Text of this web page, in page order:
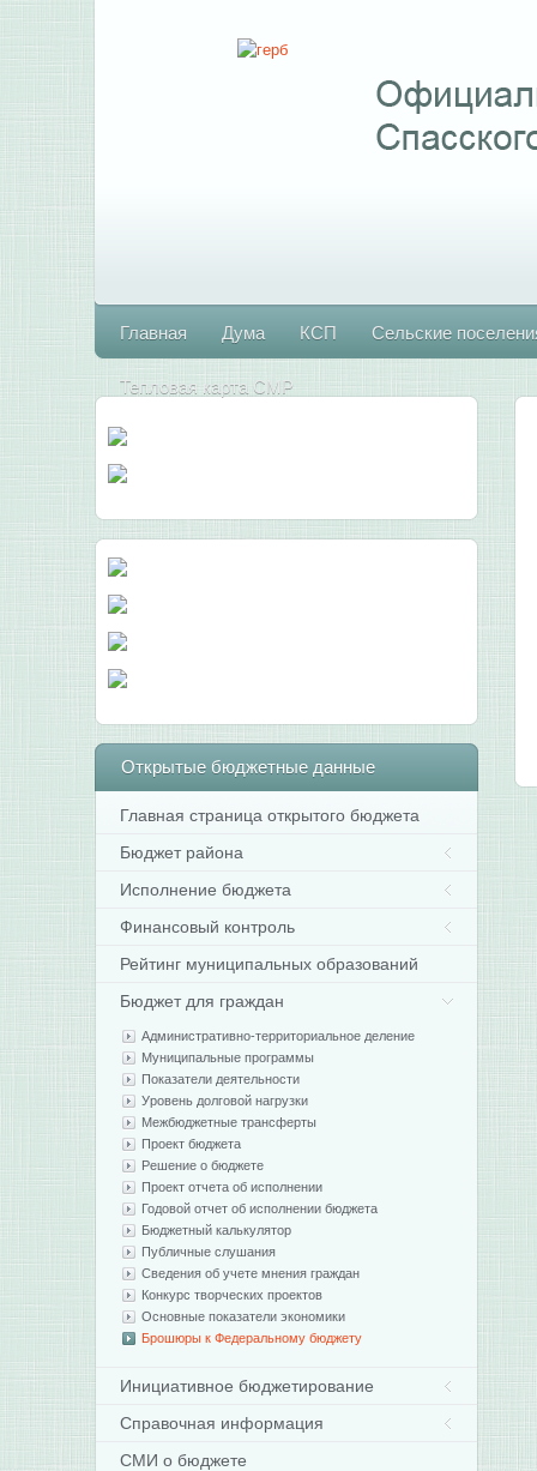
Главная Дума КСП Сельские
Тепловая карта СМР
Открытыебюджетные данные
Главная страница открытого бюджета
Бюджет района
Исполнение бюджета
Финансовый контроль
Рейтинг муниципальных образований
Бюджет для граждан
Административно-территориальное деление
Муниципальные программы
Показатели деятельности
Уровень долговой нагрузки
Межбюджетные трансферты
Проект бюджета
Решение о бюджете
Проект отчета об исполнении
Годовой отчет об исполнении бюджета
Бюджетный калькулятор
Публичные слушания
Сведения об учете мнения граждан
Конкурс творческих проектов
Основные показатели экономики
Брошюры к Федеральному бюджету
Инициативное бюджетирование
Справочная информация
СМИ о бюджете